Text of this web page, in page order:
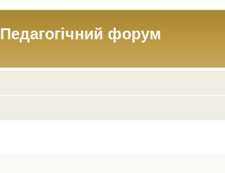
Педагогічний форум